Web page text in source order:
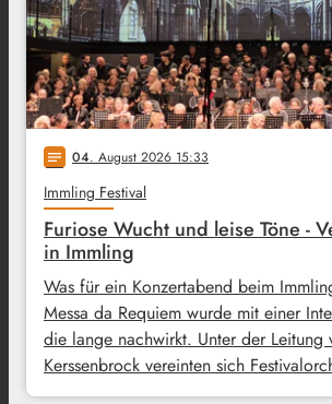
notes 04. August 2026 15:33
Immling Festival
Furiose Wucht und leise Töne -
in Immling
Was für ein Konzertabend beim
Messa da Requiem wurde mit einer
die lange nachwirkt. Unter der Leitung
Kerssenbrock vereinten sich